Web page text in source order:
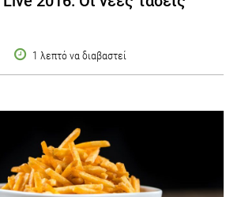
1 λεπτό να διαβαστεί